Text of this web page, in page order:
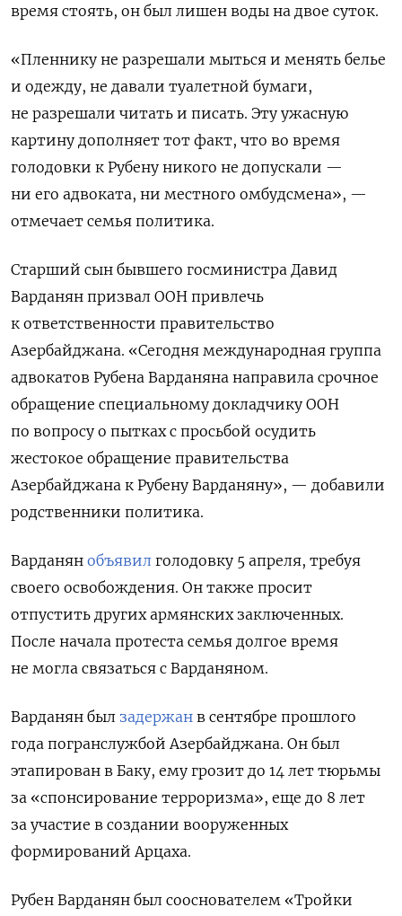
время стоять, он был лишен воды на двое суток.
«Пленнику не разрешали мыться и менять белье
и одежду, не давали туалетной бумаги,
не разрешали читать и писать. Эту ужасную
картину дополняет тот факт, что во время
голодовки к Рубену никого не допускали —
ни его адвоката, ни местного омбудсмена», —
отмечает семья политика.
Старший сын бывшего госминистра Давид
Варданян призвал ООН привлечь
к ответственности правительство
Азербайджана. «Сегодня международная группа
адвокатов Рубена Варданяна направила срочное
обращение специальному докладчику ООН
по вопросу о пытках с просьбой осудить
жестокое обращение правительства
Азербайджана к Рубену Варданяну», — добавили
родственники политика.
Варданян объявил голодовку 5 апреля, требуя
своего освобождения. Он также просит
отпустить других армянских заключенных.
После начала протеста семья долгое время
не могла связаться с Варданяном.
Варданян был задержан в сентябре прошлого
года погранслужбой Азербайджана. Он был
этапирован в Баку, ему грозит до 14 лет тюрьмы
за «спонсирование терроризма», еще до 8 лет
за участие в создании вооруженных
формирований Арцаха.
Рубен Варданян был сооснователем «Тройки